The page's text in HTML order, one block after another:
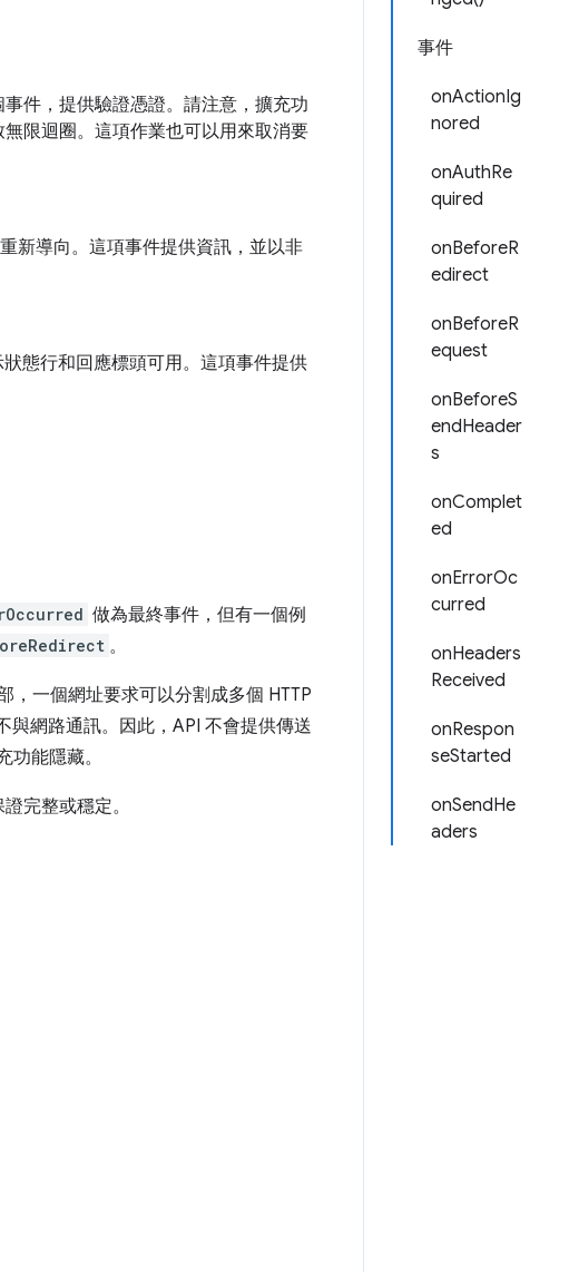
事件
onActionIg
nored
onAuthRe
quired
onBeforeR
edirect
onBeforeR
equest
onBeforeS
endHeader
s
onComplet
ed
onErrorOc
curred
onHeaders
Received
onRespon
seStarted
onSendHe
aders
件，提供驗證憑證。請注意，擴充功
限迴圈。這項作業也可以用來取消要
新導向。這項事件提供資訊，並以非
態行和回應標頭可用。這項事件提供
做為最終事件，但有一個例
。
，一個網址要求可以分割成多個 HTTP
與網路通訊。因此，API 不會提供傳送
能隱藏。
完整或穩定。